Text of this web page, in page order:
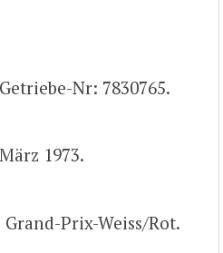
Nr: 7830765.
1973.
Prix-Weiss/Rot.